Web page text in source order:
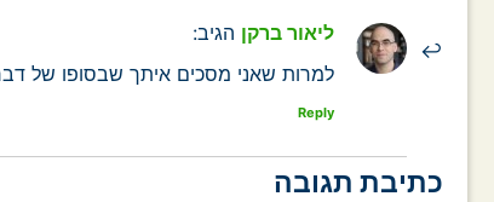
ליאור ברקן הגיב:
למרות שאני מסכים איתך שבסופו של
Reply
כתיבת תגובה